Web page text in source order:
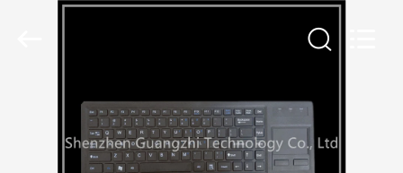
MAISON
PRODUITS